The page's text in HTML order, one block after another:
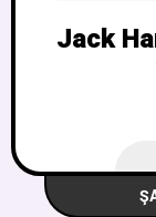
Jack